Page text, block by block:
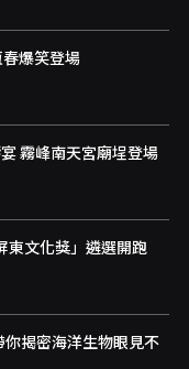
春爆笑登場
阿罩霧2026百年宮廟藝文饗宴 霧峰南天宮廟埕登場
榮譽 首屆「屏東文化獎」遴選開跑
揭密海洋生物眼見不